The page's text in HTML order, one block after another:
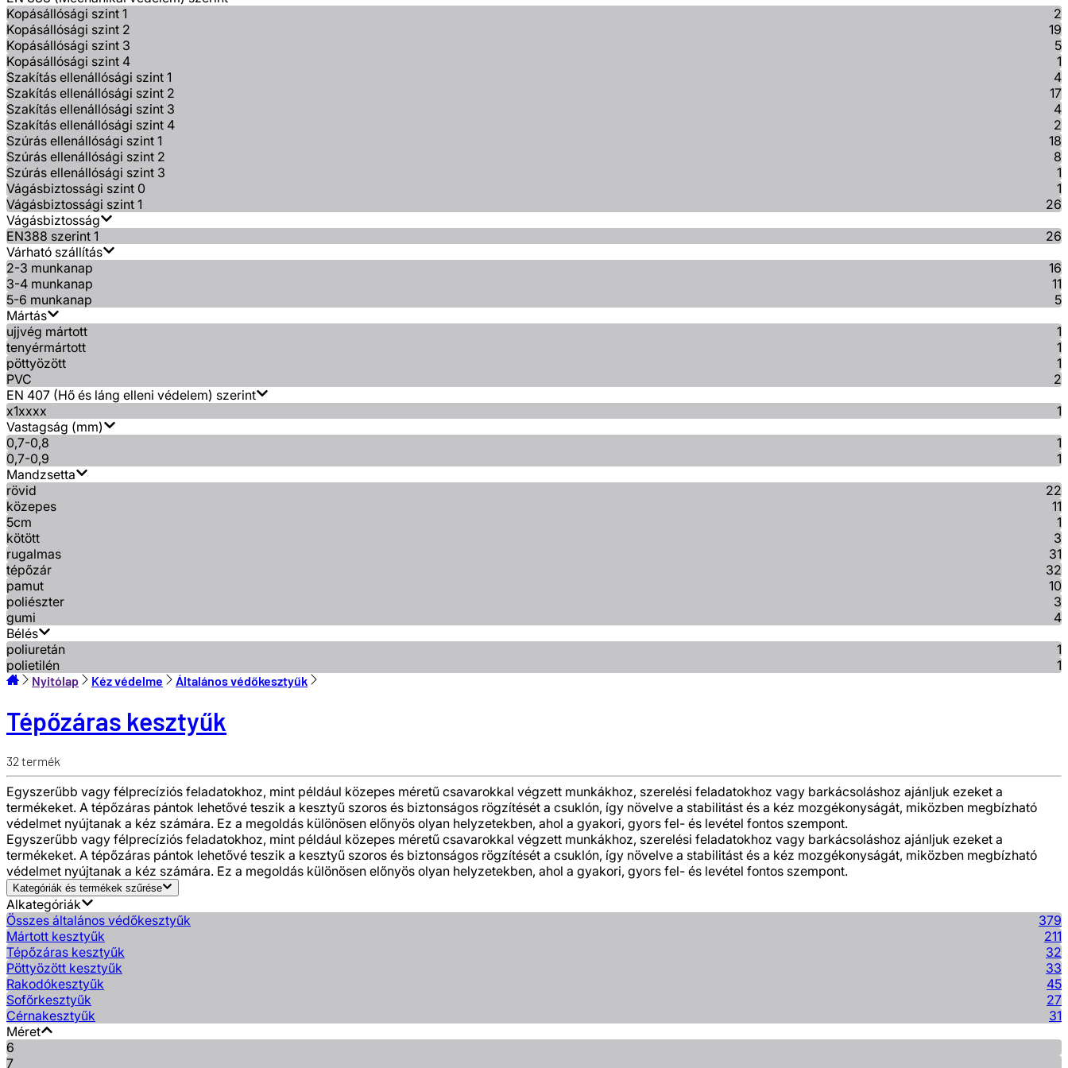
Kopásállósági szint 1
2
Kopásállósági szint 2
19
Kopásállósági szint 3
5
Kopásállósági szint 4
1
Szakítás ellenállósági szint 1
4
Szakítás ellenállósági szint 2
17
Szakítás ellenállósági szint 3
4
Szakítás ellenállósági szint 4
2
Szúrás ellenállósági szint 1
18
Szúrás ellenállósági szint 2
8
Szúrás ellenállósági szint 3
1
Vágásbiztossági szint 0
1
Vágásbiztossági szint 1
26
Vágásbiztosság
EN388 szerint 1
26
Várható szállítás
2-3 munkanap
16
3-4 munkanap
11
5-6 munkanap
5
Mártás
ujjvég mártott
1
tenyérmártott
1
pöttyözött
1
PVC
2
EN 407 (Hő és láng elleni védelem) szerint
x1xxxx
1
Vastagság (mm)
0,7-0,8
1
0,7-0,9
1
Mandzsetta
rövid
22
közepes
11
5cm
1
kötött
3
rugalmas
31
tépőzár
32
pamut
10
poliészter
3
gumi
4
Bélés
poliuretán
1
polietilén
1
Nyitólap Kéz védelme Általános védőkesztyűk
Tépőzáras kesztyűk
32 termék
Egyszerűbb vagy félprecíziós feladatokhoz, mint például közepes méretű csavarokkal végzett munkákhoz, szerelési feladatokhoz vagy barkácsoláshoz ajánljuk ezeket a
termékeket. A tépőzáras pántok lehetővé teszik a kesztyű szoros és biztonságos rögzítését a csuklón, így növelve a stabilitást és a kéz mozgékonyságát, miközben megbízható
védelmet nyújtanak a kéz számára. Ez a megoldás különösen előnyös olyan helyzetekben, ahol a gyakori, gyors fel- és levétel fontos szempont.
Egyszerűbb vagy félprecíziós feladatokhoz, mint például közepes méretű csavarokkal végzett munkákhoz, szerelési feladatokhoz vagy barkácsoláshoz ajánljuk ezeket a
termékeket. A tépőzáras pántok lehetővé teszik a kesztyű szoros és biztonságos rögzítését a csuklón, így növelve a stabilitást és a kéz mozgékonyságát, miközben megbízható
védelmet nyújtanak a kéz számára. Ez a megoldás különösen előnyös olyan helyzetekben, ahol a gyakori, gyors fel- és levétel fontos szempont.
Kategóriák és termékek szűrése
Alkategóriák
Összes általános védőkesztyűk
379
Mártott kesztyűk
211
Tépőzáras kesztyűk
32
Pöttyözött kesztyűk
33
Rakodókesztyűk
45
Sofőrkesztyűk
27
Cérnakesztyűk
31
Méret
6
7